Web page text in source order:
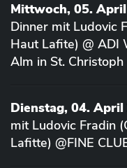
Mittwoch, 05.
Dinner mit Ludovic
Haut Lafite) @ ADI
Alm in St. Christoph
Dienstag, 04. April
mit Ludovic Fradin
Lafitte) @FINE